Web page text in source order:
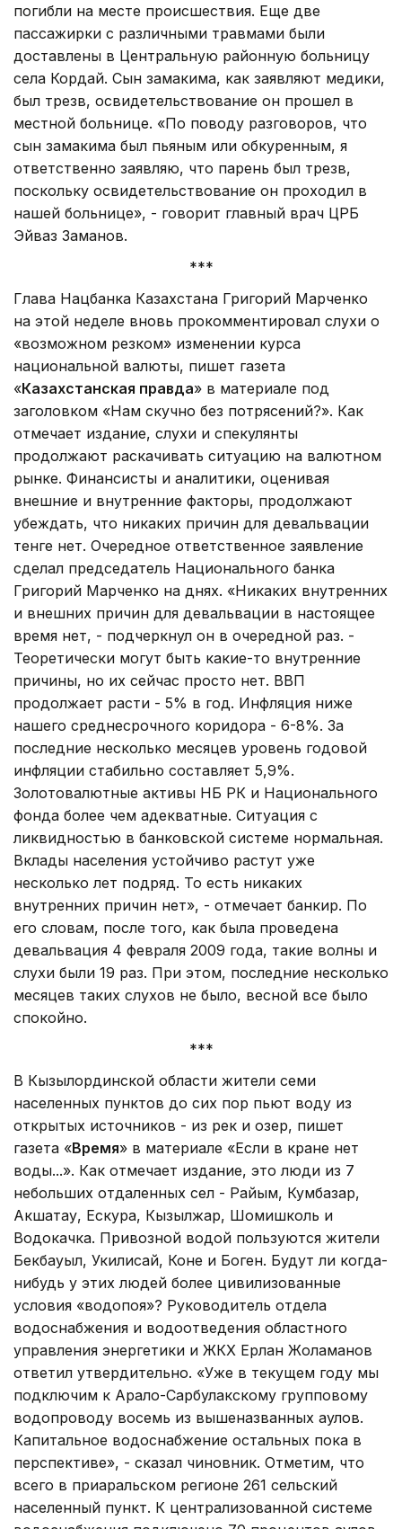
погибли на месте происшествия. Еще две
пассажирки с различными травмами были
доставлены в Центральную районную больницу
села Кордай. Сын замакима, как заявляют медики,
был трезв, освидетельствование он прошел в
местной больнице. «По поводу разговоров, что
сын замакима был пьяным или обкуренным, я
ответственно заявляю, что парень был трезв,
поскольку освидетельствование он проходил в
нашей больнице», - говорит главный врач ЦРБ
Эйваз Заманов.
***
Глава Нацбанка Казахстана Григорий Марченко
на этой неделе вновь прокомментировал слухи о
«возможном резком» изменении курса
национальной валюты, пишет газета
«Казахстанская правда» в материале под
заголовком «Нам скучно без потрясений?». Как
отмечает издание, слухи и спекулянты
продолжают раскачивать ситуацию на валютном
рынке. Финансисты и аналитики, оценивая
внешние и внутренние факторы, продолжают
убеждать, что никаких причин для девальвации
тенге нет. Очередное ответственное заявление
сделал председатель Национального банка
Григорий Марченко на днях. «Никаких внутренних
и внешних причин для девальвации в настоящее
время нет, - подчеркнул он в очередной раз. -
Теоретически могут быть какие-то внутренние
причины, но их сейчас просто нет. ВВП
продолжает расти - 5% в год. Инфляция ниже
нашего среднесрочного коридора - 6-8%. За
последние несколько месяцев уровень годовой
инфляции стабильно составляет 5,9%.
Золотовалютные активы НБ РК и Национального
фонда более чем адекватные. Ситуация с
ликвидностью в банковской системе нормальная.
Вклады населения устойчиво растут уже
несколько лет подряд. То есть никаких
внутренних причин нет», - отмечает банкир. По
его словам, после того, как была проведена
девальвация 4 февраля 2009 года, такие волны и
слухи были 19 раз. При этом, последние несколько
месяцев таких слухов не было, весной все было
спокойно.
***
В Кызылординской области жители семи
населенных пунктов до сих пор пьют воду из
открытых источников - из рек и озер, пишет
газета «Время» в материале «Если в кране нет
воды...». Как отмечает издание, это люди из 7
небольших отдаленных сел - Райым, Кумбазар,
Акшатау, Ескура, Кызылжар, Шомишколь и
Водокачка. Привозной водой пользуются жители
Бекбауыл, Укилисай, Коне и Боген. Будут ли когда-
нибудь у этих людей более цивилизованные
условия «водопоя»? Руководитель отдела
водоснабжения и водоотведения областного
управления энергетики и ЖКХ Ерлан Жоламанов
ответил утвердительно. «Уже в текущем году мы
подключим к Арало-Сарбулакскому групповому
водопроводу восемь из вышеназванных аулов.
Капитальное водоснабжение остальных пока в
перспективе», - сказал чиновник. Отметим, что
всего в приаральском регионе 261 сельский
населенный пункт. К централизованной системе